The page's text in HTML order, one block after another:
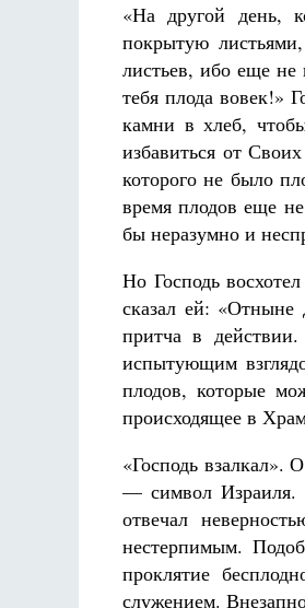
«На другой день,
покрытую
листьев, ибо еще
тебя плода вовек!»
камни в хлеб,
избавиться от
которого не было
время плодов еще
бы неразумно и
Но Господь
сказал ей: «Отныне
притча в
испытующим
плодов, которые
происходящее в
«Господь взалкал».
— символ Израиля.
отвечал
нестерпимым.
проклятие
служением.